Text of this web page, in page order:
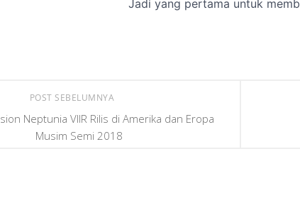
POST SEBELUMNYA
Neptunia VIIR Rilis di Amerika dan Eropa
Musim Semi 2018